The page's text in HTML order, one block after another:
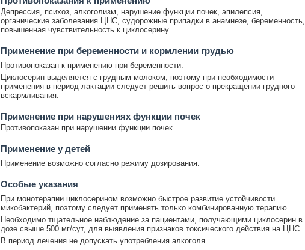
Депрессия, психоз, алкоголизм, нарушение функции почек, эпилепсия,
органические заболевания ЦНС, судорожные припадки в анамнезе, беременность,
повышенная чувствительность к циклосерину.
Применение при беременности и кормлении грудью
Противопоказан к применению при беременности.
Циклосерин выделяется с грудным молоком, поэтому при необходимости
применения в период лактации следует решить вопрос о прекращении грудного
вскармливания.
Применение при нарушениях функции почек
Противопоказан при нарушении функции почек.
Применение у детей
Применение возможно согласно режиму дозирования.
Особые указания
При монотерапии циклосерином возможно быстрое развитие устойчивости
микобактерий, поэтому следует применять только комбинированную терапию.
Необходимо тщательное наблюдение за пациентами, получающими циклосерин в
дозе свыше 500 мг/сут, для выявления признаков токсического действия на ЦНС.
В период лечения не допускать употребления алкоголя.